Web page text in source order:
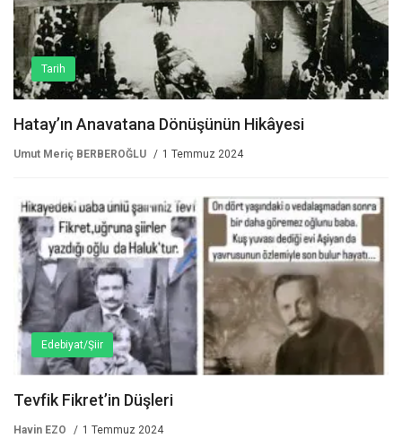
Tarih
Hatay’ın Anavatana Dönüşünün Hikâyesi
Umut Meriç BERBEROĞLU 1 Temmuz 2024
Edebiyat/Şiir
Tevfik Fikret’in Düşleri
Havin EZO 1 Temmuz 2024